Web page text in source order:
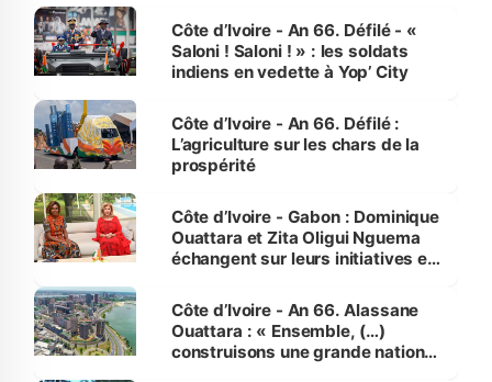
Côte d’Ivoire - An 66. Défilé - «
Saloni ! Saloni ! » : les soldats
indiens en vedette à Yop’ City
Côte d’Ivoire - An 66. Défilé :
L’agriculture sur les chars de la
prospérité
Côte d’Ivoire - Gabon : Dominique
Ouattara et Zita Oligui Nguema
échangent sur leurs initiatives en
enfants
Côte d’Ivoire - An 66. Alassane
Ouattara : « Ensemble, (…)
construisons une grande nation